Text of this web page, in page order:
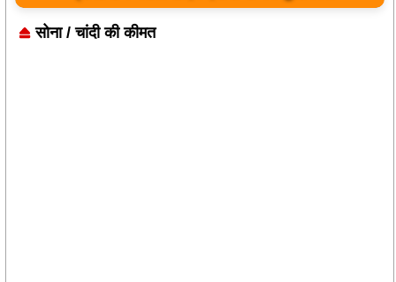
सोना / चांदी की कीमत